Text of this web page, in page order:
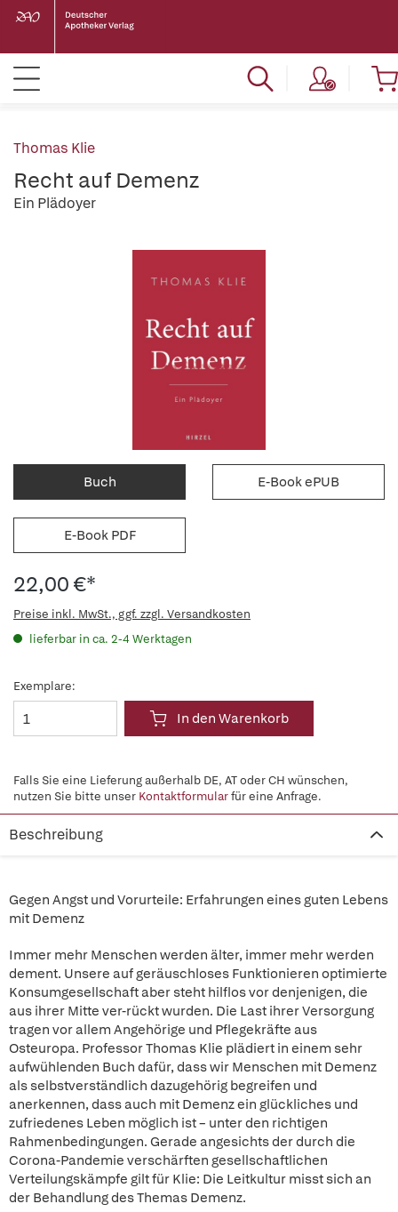
Thomas Klie
Recht auf Demenz
Ein Plädoyer
Buch E-Book ePUB
E-Book PDF
22,00 €*
Preise inkl. MwSt., ggf. zzgl. Versandkosten
lieferbar in ca. 2-4 Werktagen
Exemplare:
In den Warenkorb
Falls Sie eine Lieferung außerhalb DE, AT oder CH wünschen,
nutzen Sie bitte unser Kontaktformularfür eine Anfrage.
Beschreibung
Gegen Angst und Vorurteile: Erfahrungen eines guten Lebens
mit Demenz
Immer mehr Menschen werden älter, immer mehr werden
dement. Unsere auf geräuschloses Funktionieren optimierte
Konsumgesellschaft aber steht hilflos vor denjenigen, die
aus ihrer Mitte ver-rückt wurden. Die Last ihrer Versorgung
tragen vor allem Angehörige und Pflegekräfte aus
Osteuropa. Professor Thomas Klie plädiert in einem sehr
aufwühlenden Buch dafür, dass wir Menschen mit Demenz
als selbstverständlich dazugehörig begreifen und
anerkennen, dass auch mit Demenz ein glückliches und
zufriedenes Leben möglich ist – unter den richtigen
Rahmenbedingungen. Gerade angesichts der durch die
Corona-Pandemie verschärften gesellschaftlichen
Verteilungskämpfe gilt für Klie: Die Leitkultur misst sich an
der Behandlung des Themas Demenz.